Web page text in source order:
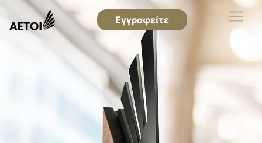
Εγγραφείτε